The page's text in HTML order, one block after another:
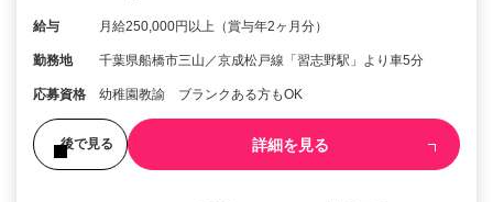
給与 月給250,000円以上（賞与年2ヶ月分）
勤務地 千葉県船橋市三山／京成松戸線「習志野駅」より車5分
応募資格 幼稚園教諭 ブランクある方もOK
後で見る 詳細を見る